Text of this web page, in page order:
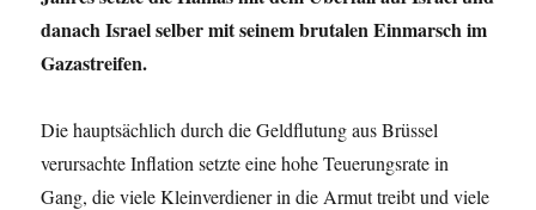
danach Israel selber mit seinem brutalen Einmarsch im
Gazastreifen.
Die hauptsächlich durch die Geldflutung aus Brüssel
verursachte Inflation setzte eine hohe Teuerungsrate in
Gang, die viele Kleinverdiener in die Armut treibt und viele